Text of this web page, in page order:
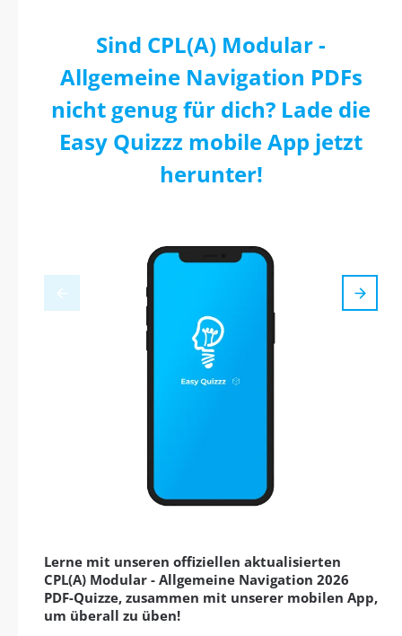
Sind CPL(A) Modular -
Allgemeine Navigation PDFs
nicht genug für dich? Lade die
Easy Quizzz mobile App jetzt
herunter!
Lerne mit unseren offiziellen aktualisierten
CPL(A) Modular - Allgemeine Navigation 2026
PDF-Quizze, zusammen mit unserer mobilen App,
um überall zu üben!